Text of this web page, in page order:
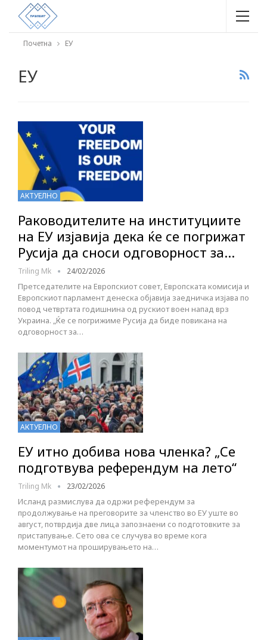
Почетна ЕУ
ЕУ
АКТУЕЛНО
Раководителите на институциите
на ЕУ изјавија дека ќе се погрижат
Русија да сноси одговорност за…
Triling Mk 24/02/2026
Претседателите на Европскиот совет, Европската комисија и
Европскиот парламент денеска објавија заедничка изјава по
повод четвртата годишнина од рускиот воен напад врз
Украина. „Ќе се погрижиме Русија да биде повикана на
одговорност за…
АКТУЕЛНО
ЕУ итно добива нова членка? „Се
подготвува референдум на лето“
Triling Mk 23/02/2026
Исланд размислува да одржи референдум за
продолжување на преговорите за членство во ЕУ уште во
август, потврдија две лица запознаени со подготовките за
пристапување. Сето ова се случува во време кога
моментумот на проширувањето на…